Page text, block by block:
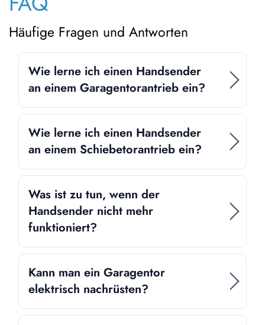
Häufige Fragen und Antworten
Wie lerne ich einen Handsender
an einem Garagentorantrieb ein?
Wie lerne ich einen Handsender
an einem Schiebetorantrieb ein?
Was ist zu tun, wenn der
Handsender nicht mehr
funktioniert?
Kann man ein Garagentor
elektrisch nachrüsten?